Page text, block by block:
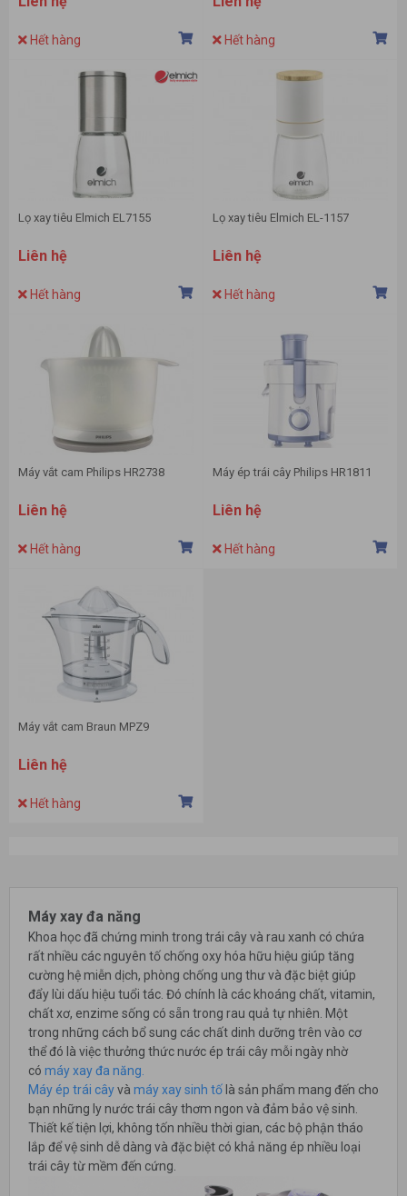
Hết hàng Hết hàng
Lọ xay tiêu Elmich EL7155
Liên hệ
Hết hàng
Lọ xay tiêu Elmich EL-1157
Liên hệ
Hết hàng
Máy vắt cam Philips HR2738
Liên hệ
Hết hàng
Máy ép trái cây Philips HR1811
Liên hệ
Hết hàng
Máy vắt cam Braun MPZ9
Liên hệ
Hết hàng
Máy xay đa năng
Khoa học đã chứng minh trong trái cây và rau xanh có chứa
rất nhiều các nguyên tố chống oxy hóa hữu hiệu giúp tăng
cường hệ miễn dịch, phòng chống ung thư và đặc biệt giúp
đẩy lùi dấu hiệu tuổi tác. Đó chính là các khoáng chất, vitamin,
chất xơ, enzime sống có sẵn trong rau quả tự nhiên. Một
trong những cách bổ sung các chất dinh dưỡng trên vào cơ
thể đó là việc thưởng thức nước ép trái cây mỗi ngày nhờ
có máy xay đa năng.
Máy ép trái câyvà máy xay sinh tố là sản phẩm mang đến cho
bạn những ly nước trái cây thơm ngon và đảm bảo vệ sinh.
Thiết kế tiện lợi, không tốn nhiều thời gian, các bộ phận tháo
lắp để vệ sinh dễ dàng và đặc biệt có khả năng ép nhiều loại
trái cây từ mềm đến cứng.